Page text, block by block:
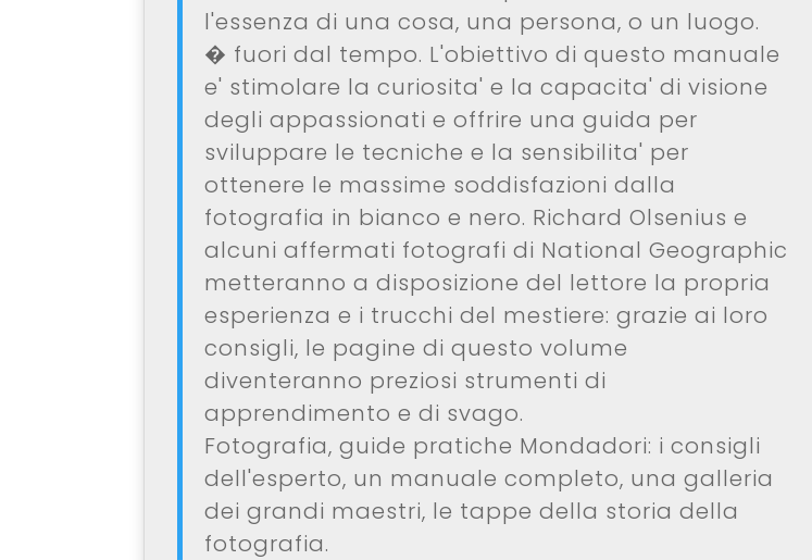
l'essenza di una cosa, una persona, o un luogo.
� fuori dal tempo. L'obiettivo di questo manuale
e' stimolare la curiosita' e la capacita' di visione
degli appassionati e offrire una guida per
sviluppare le tecniche e la sensibilita' per
ottenere le massime soddisfazioni dalla
fotografia in bianco e nero. Richard Olsenius e
alcuni affermati fotografi di National Geographic
metteranno a disposizione del lettore la propria
esperienza e i trucchi del mestiere: grazie ai loro
consigli, le pagine di questo volume
diventeranno preziosi strumenti di
apprendimento e di svago.
Fotografia, guide pratiche Mondadori: i consigli
dell'esperto, un manuale completo, una galleria
dei grandi maestri, le tappe della storia della
fotografia.